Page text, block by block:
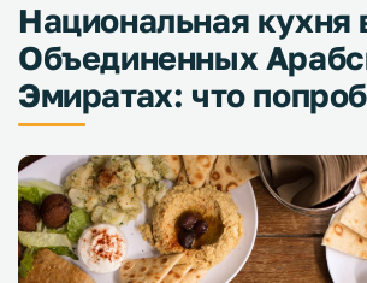
Национальная кухня
Объединенных
Эмиратах: что